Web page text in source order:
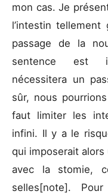
mon cas. Je
l’intestin tellement
passage de la
sentence est
nécessitera un
sûr, nous
faut limiter les
infini. Il y a le
qui imposerait
avec la stomie,
selles[note].